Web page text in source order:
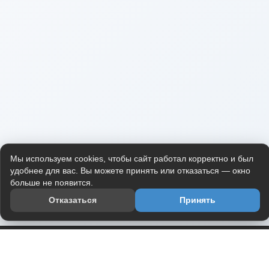
Мы используем cookies, чтобы сайт работал корректно и был
удобнее для вас. Вы можете принять или отказаться — окно
больше не появится.
Отказаться
Принять